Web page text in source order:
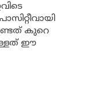
കുറെ
ഈ